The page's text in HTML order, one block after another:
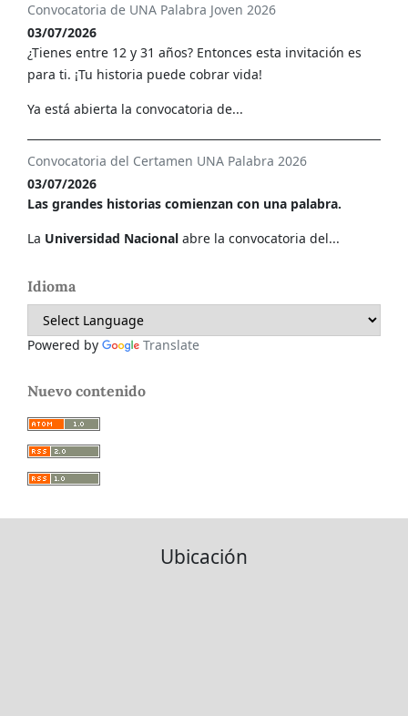
Convocatoria de UNA Palabra Joven 2026
03/07/2026
¿Tienes entre 12 y 31 años? Entonces esta invitación es
para ti. ¡Tu historia puede cobrar vida!
Ya está abierta la convocatoria de...
Convocatoria del Certamen UNA Palabra 2026
03/07/2026
Las grandes historias comienzan con una palabra.
La Universidad Nacional abre la convocatoria del...
Idioma
Powered by Translate
Nuevo contenido
Ubicación